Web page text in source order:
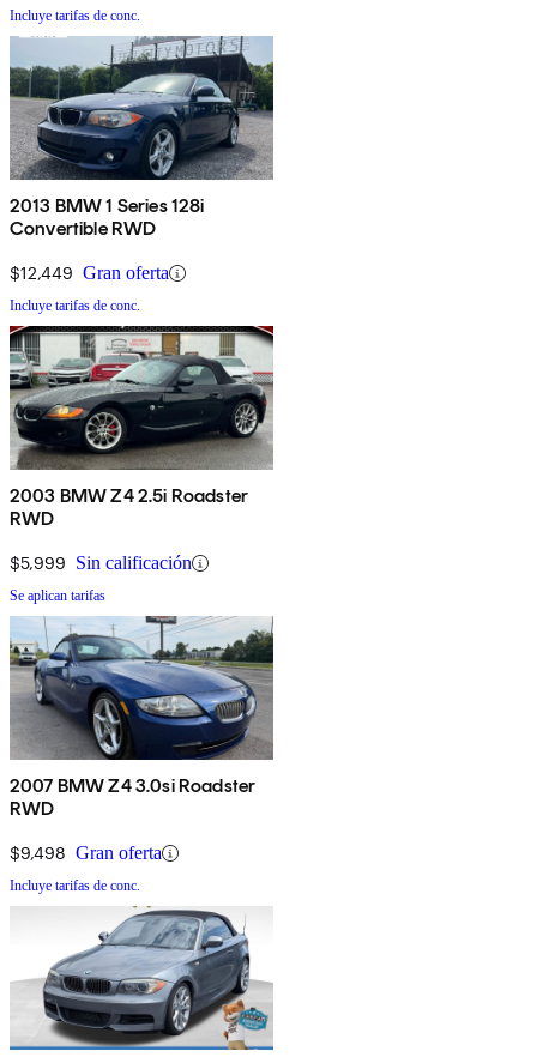
Incluye tarifas de conc.
2013 BMW 1 Series 128i
Convertible RWD
$12,449 Gran oferta
Incluye tarifas de conc.
2003 BMW Z4 2.5i Roadster
RWD
$5,999 Sin calificación
Se aplican tarifas
2007 BMW Z4 3.0si Roadster
RWD
$9,498 Gran oferta
Incluye tarifas de conc.